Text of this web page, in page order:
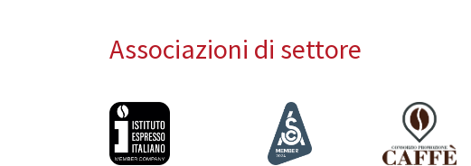
Associazioni di settore